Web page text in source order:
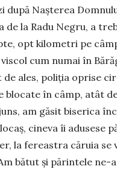
după Nașterea
de la Radu Negru, a
opt kilometri pe
cum numai în
ales, poliția oprise
blocate în câmp, atât
am găsit biserica
cineva îi adusese
la fereastra căruia se
bătut și părintele ne-